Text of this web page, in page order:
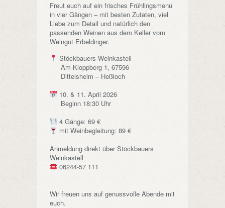
Freut euch auf ein frisches Frühlingsmenü
in vier Gängen – mit besten Zutaten, viel
Liebe zum Detail und natürlich den
passenden Weinen aus dem Keller vom
Weingut Erbeldinger.
Stöckbauers Weinkastell
⠀⠀Am Kloppberg 1, 67596
⠀⠀Dittelsheim – Heßloch
10. & 11. April 2026
⠀⠀Beginn 18:30 Uhr
4 Gänge: 69 €
mit Weinbegleitung: 89 €
Anmeldung direkt über Stöckbauers
Weinkastell
06244-57 111
Wir freuen uns auf genussvolle Abende mit
euch.